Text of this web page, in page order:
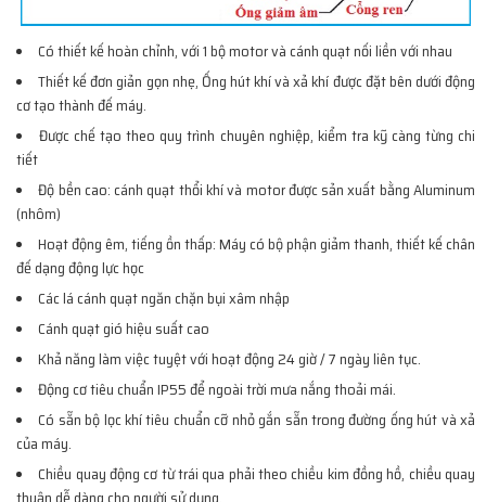
Có thiết kế hoàn chỉnh, với 1 bộ motor và cánh quạt nối liền với nhau
Thiết kế đơn giản gọn nhẹ, Ống hút khí và xả khí được đặt bên dưới động
cơ tạo thành đế máy.
Được chế tạo theo quy trình chuyên nghiệp, kiểm tra kỹ càng từng chi
tiết
Độ bền cao: cánh quạt thổi khí và motor được sản xuất bằng Aluminum
(nhôm)
Hoạt động êm, tiếng ồn thấp: Máy có bộ phận giảm thanh, thiết kế chân
đế dạng động lực học
Các lá cánh quạt ngăn chặn bụi xâm nhập
Cánh quạt gió hiệu suất cao
Khả năng làm việc tuyệt với hoạt động 24 giờ / 7 ngày liên tục.
Động cơ tiêu chuẩn IP55 để ngoài trời mưa nắng thoải mái.
Có sẵn bộ lọc khí tiêu chuẩn cỡ nhỏ gắn sẵn trong đường ống hút và xả
của máy.
Chiều quay động cơ từ trái qua phải theo chiều kim đồng hồ, chiều quay